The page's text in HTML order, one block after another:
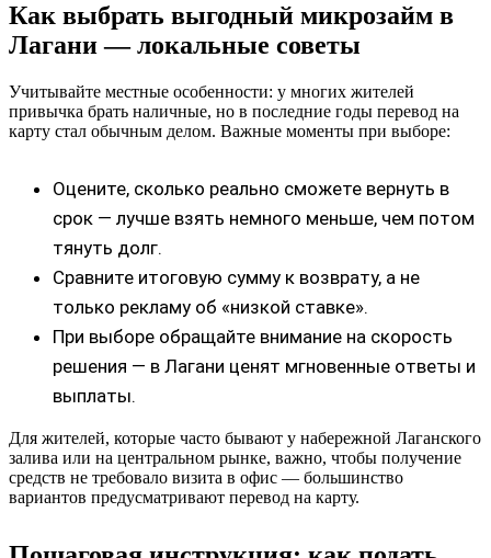
Как выбрать выгодный микрозайм в
Лагани — локальные советы
Учитывайте местные особенности: у многих жителей
привычка брать наличные, но в последние годы перевод на
карту стал обычным делом. Важные моменты при выборе:
Оцените, сколько реально сможете вернуть в
срок — лучше взять немного меньше, чем потом
тянуть долг.
Сравните итоговую сумму к возврату, а не
только рекламу об «низкой ставке».
При выборе обращайте внимание на скорость
решения — в Лагани ценят мгновенные ответы и
выплаты.
Для жителей, которые часто бывают у набережной Лаганского
залива или на центральном рынке, важно, чтобы получение
средств не требовало визита в офис — большинство
вариантов предусматривают перевод на карту.